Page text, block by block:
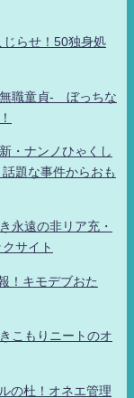
じらせ！50独身処
職童貞- ぼっちな
・ナンノひゃくし
題な事件からおも
永遠の非リア充・
サイト
！キモデブおた
こもりニートのオ
の杜！オネエ管理